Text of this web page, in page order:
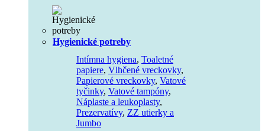
Hygienické potreby
Intímna hygiena, Toaletné
papiere, Vlhčené vreckovky,
Papierové vreckovky, Vatové
tyčinky, Vatové tampóny,
Náplaste a leukoplasty,
Prezervatívy, ZZ utierky a
Jumbo